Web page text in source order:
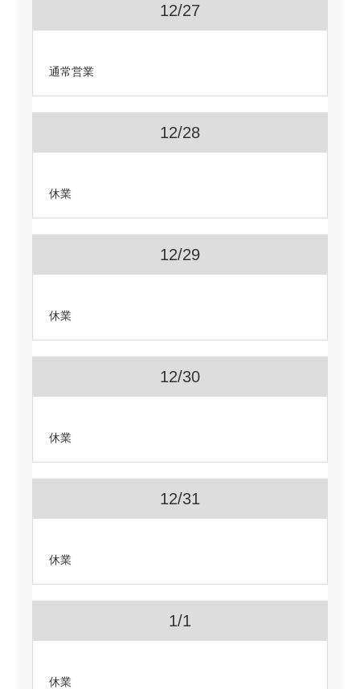
12/27
通常営業
12/28
休業
12/29
休業
12/30
休業
12/31
休業
1/1
休業